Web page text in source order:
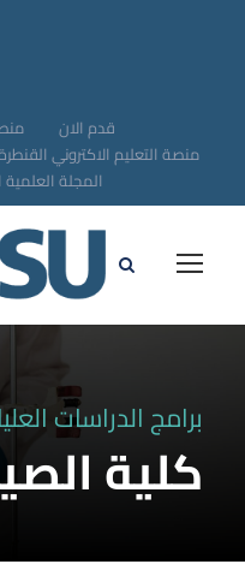
قدم الان
منصة التعليم الاكتروني
المجلة
برامج الدراسات
كلية